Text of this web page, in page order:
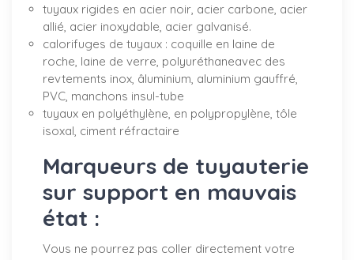
tuyaux rigides en acier noir, acier carbone, acier
allié, acier inoxydable, acier galvanisé.
calorifuges de tuyaux : coquille en laine de
roche, laine de verre, polyuréthaneavec des
revtements inox, âluminium, aluminium gauffré,
PVC, manchons insul-tube
tuyaux en polyéthylène, en polypropylène, tôle
isoxal, ciment réfractaire
Marqueurs de tuyauterie
sur support en mauvais
état :
Vous ne pourrez pas coller directement votre